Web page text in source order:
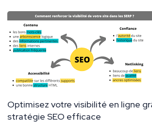
Optimisez votre visibilité en ligne
stratégie SEO efficace